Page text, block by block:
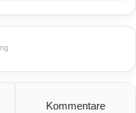
Kommentare